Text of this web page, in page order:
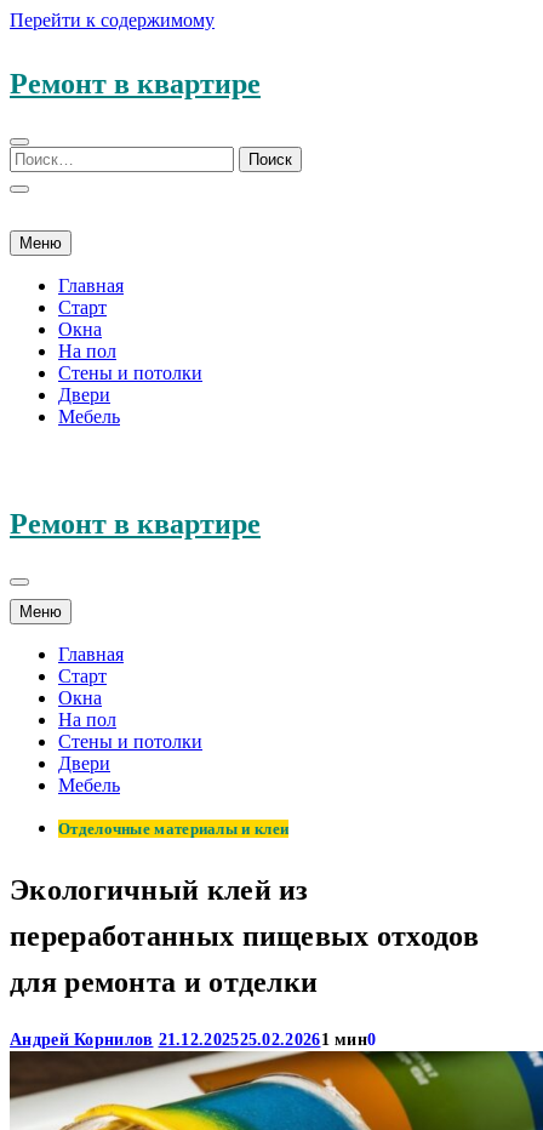
Перейти к содержимому
Ремонт в квартире
Меню
Главная
Старт
Окна
На пол
Стены и потолки
Двери
Мебель
Ремонт в квартире
Меню
Главная
Старт
Окна
На пол
Стены и потолки
Двери
Мебель
Отделочные материалы и клеи
Экологичный клей из
переработанных пищевых отходов
для ремонта и отделки
Андрей Корнилов 21.12.202525.02.20261 мин0